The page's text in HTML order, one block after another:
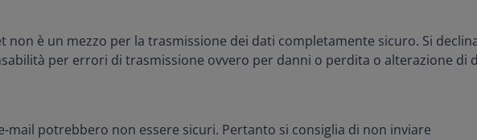
esclusivamente agli investitori professionisti, definito come insieme di Controparti
da esso generato possono sia aumentare che diminuire e l’investitore
UK Limited (reg. n. 906355), Janus Henderson Fund Management UK Limited
non è un mezzo per la trasmissione dei dati completamente sicuro. Si
per errori di trasmissione ovvero per danni o perdita o alterazione di
mail potrebbero non essere sicuri. Pertanto si consiglia di non inviare